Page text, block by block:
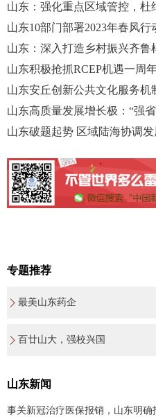
山东：强化重点区域管控，杜
山东10部门部署2023年春风
山东：深入打造乡村振兴齐鲁
山东积极抢抓RCEP机遇一周
山东高质量发展增长极：“强
山东破题起势 区域陆海协调
专题推荐
最美山东药企
百廿山大，强校兴国
山东新闻
事关新冠治疗医保报销，山东明确